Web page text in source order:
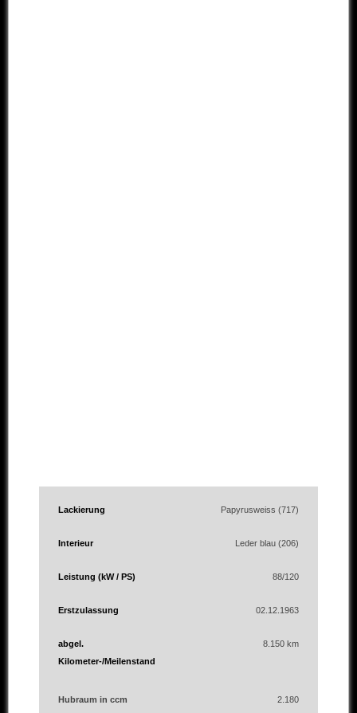
Lackierung Papyrusweiss (717)
Interieur Leder blau (206)
Leistung (kW / PS) 88/120
Erstzulassung 02.12.1963
abgel.
Kilometer-/Meilenstand
8.150 km
Hubraum in ccm 2.180